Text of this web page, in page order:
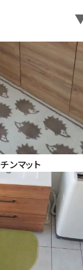
ンマット